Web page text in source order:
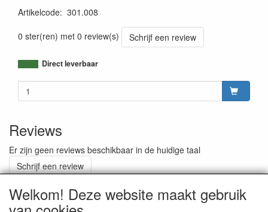
Artikelcode: 301.008
0 ster(ren) met 0 review(s)
Schrijf een review
Direct leverbaar
Reviews
Er zijn geen reviews beschikbaar in de huidige taal
Schrijf een review
Welkom! Deze website maakt gebruik